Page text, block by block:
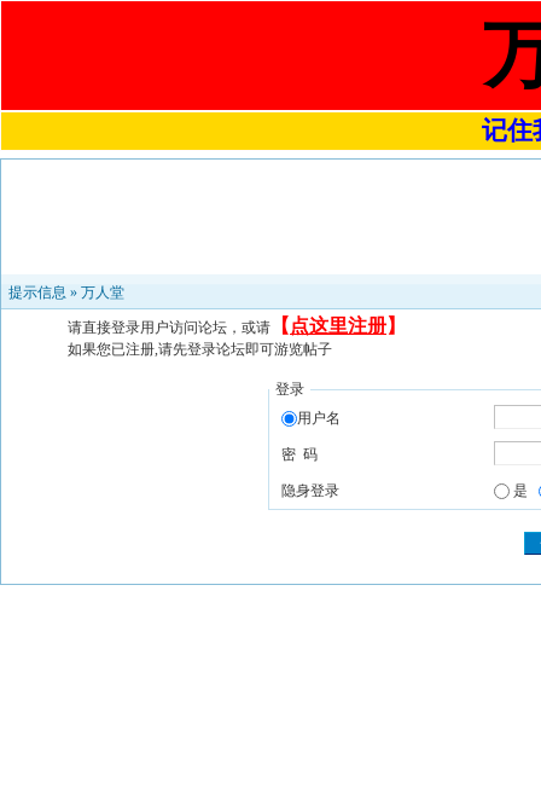
记住
提示信息 » 万人堂
请直接登录用户访问论坛，或请 【 点这里注册】
如果您已注册,请先登录论坛即可游览帖子
登录
用户名
密 码
隐身登录 是